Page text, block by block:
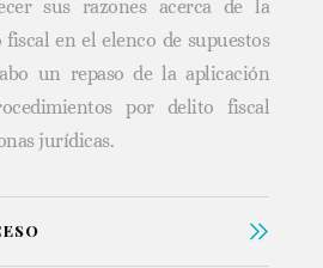
sus razones acerca de la
en el elenco de supuestos
un repaso de la aplicación
por delito fiscal
jurídicas.